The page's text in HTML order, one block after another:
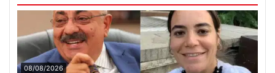
08/08/2026